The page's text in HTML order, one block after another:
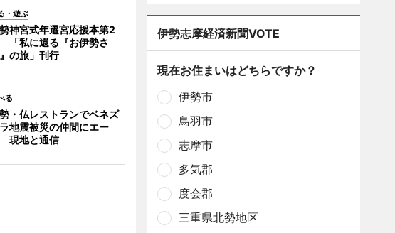
・遊ぶ
神宮式年遷宮応援本第2
「私に還る『お伊勢さ
の旅」刊行
る
・仏レストランでベネズ
地震被災の仲間にエー
現地と通信
伊勢志摩経済新聞VOTE
現在お住まいはどちらですか？
伊勢市
鳥羽市
志摩市
多気郡
度会郡
三重県北勢地区